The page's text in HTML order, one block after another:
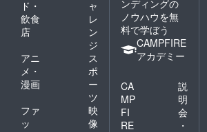
ド・
飲食
店
ャ
レ
ン
ジ
アニ
メ・
漫画
ス
ポ
ー
ツ
ファ
ッ
映
像
ンディングの
ノウハウを無
料で学ぼう
CAMPFIRE
アカデミー
CA
MP
FI
RE
説
明
会
・